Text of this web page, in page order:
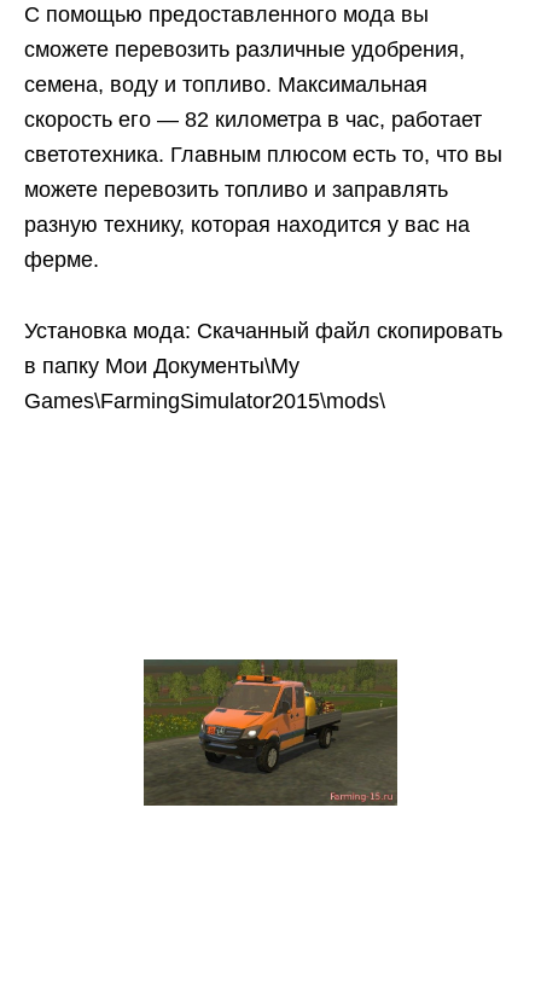
С помощью предоставленного мода вы
сможете перевозить различные удобрения,
семена, воду и топливо. Максимальная
скорость его — 82 километра в час, работает
светотехника. Главным плюсом есть то, что вы
можете перевозить топливо и заправлять
разную технику, которая находится у вас на
ферме.
Установка мода: Скачанный файл скопировать
в папку Мои Документы\My
Games\FarmingSimulator2015\mods\